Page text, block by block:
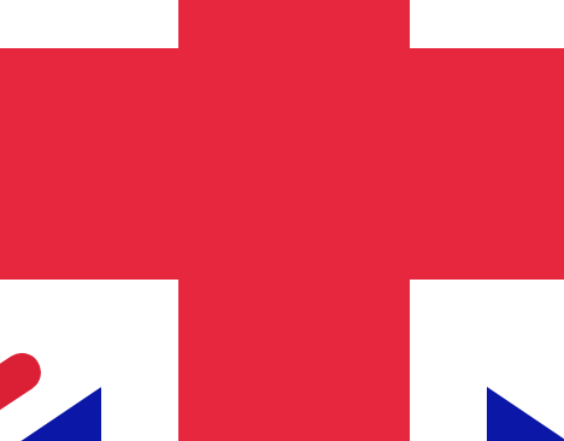
匯率。 肯雅先令 的貨幣代碼為 KES。 貨幣符號為 KSh。